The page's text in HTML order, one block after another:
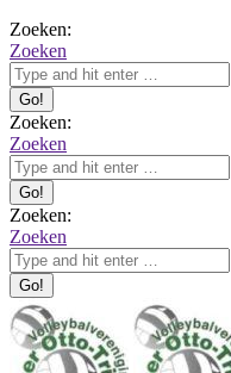
Zoeken:
Zoeken
Zoeken:
Zoeken
Zoeken:
Zoeken